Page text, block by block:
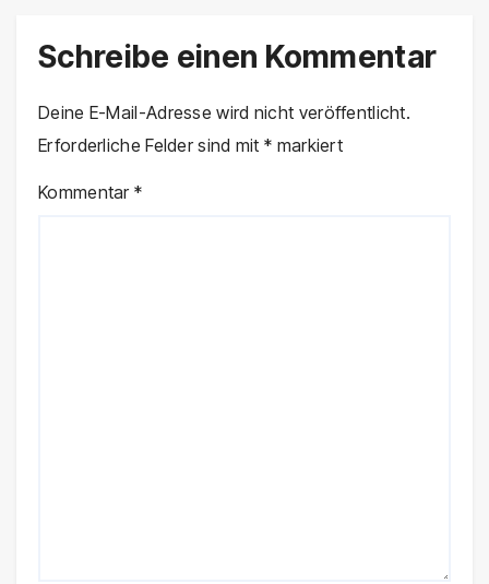
Schreibe einen Kommentar
Deine E-Mail-Adresse wird nicht veröffentlicht.
Erforderliche Felder sind mit* markiert
Kommentar*